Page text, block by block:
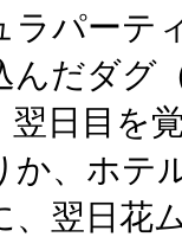
ラパーテ
んだダグ
翌日目を
か、ホテ
、翌日花